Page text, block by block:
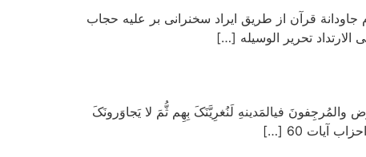
و احکام جاودانة قرآن از طریق ایراد سخنرانی بر علیه حجاب
تحریر الوسیله […]
فی­المَدینهِ لَنُغرِیَّنَکَ بِهِم ثُّمَ لا یَجاوَرونَکَ
60 […]